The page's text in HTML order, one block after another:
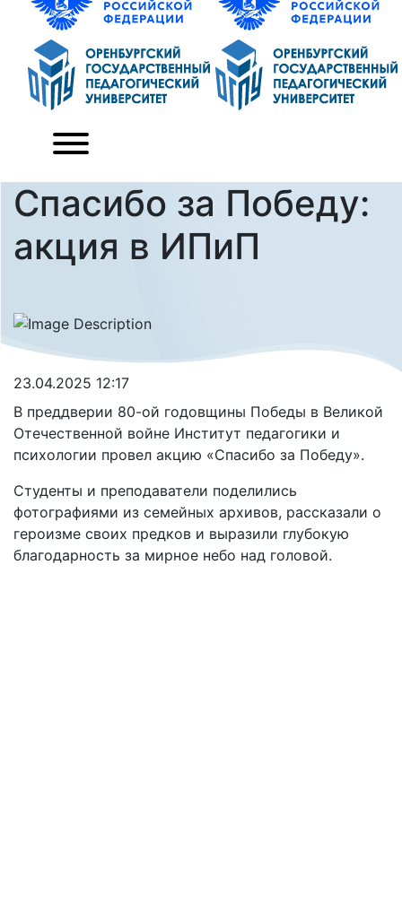
Спасибо за Победу:
акция в ИПиП
23.04.2025 12:17
В преддверии 80-ой годовщины Победы в Великой
Отечественной войне Институт педагогики и
психологии провел акцию «Спасибо за Победу».
Студенты и преподаватели поделились
фотографиями из семейных архивов, рассказали о
героизме своих предков и выразили глубокую
благодарность за мирное небо над головой.